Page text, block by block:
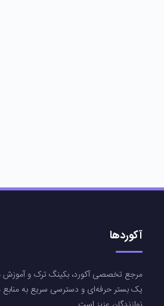
آکوردها
مرجع تخصصی آکورد، بکینگ ترک و آموزش
یک بستر حرفه‌ای و دسترسی سریع به منابع